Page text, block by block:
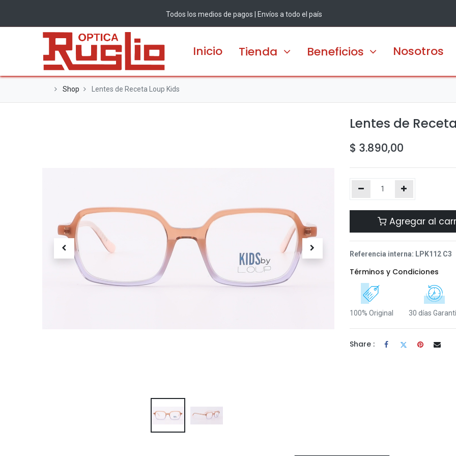
Todos los medios de pagos | Envíos a todo el país
Inicio Tienda Beneficios Nosotros
Shop Lentes de Receta Loup Kids
Lentes de
$ 3.890,00
Agregar al
Referencia interna: LPK112 C3
Términos y Condiciones
100% Original 30 días
Share :